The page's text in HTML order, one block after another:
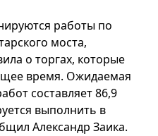
работы по
моста,
о торгах, которые
время. Ожидаемая
составляет 86,9
выполнить в
Александр Заика.